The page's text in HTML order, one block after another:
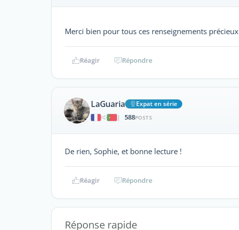
Merci bien pour tous ces renseignements précieux
Réagir Répondre
LaGuaria
Expat en série
|
588POSTS
De rien, Sophie, et bonne lecture !
Réagir Répondre
Réponse rapide